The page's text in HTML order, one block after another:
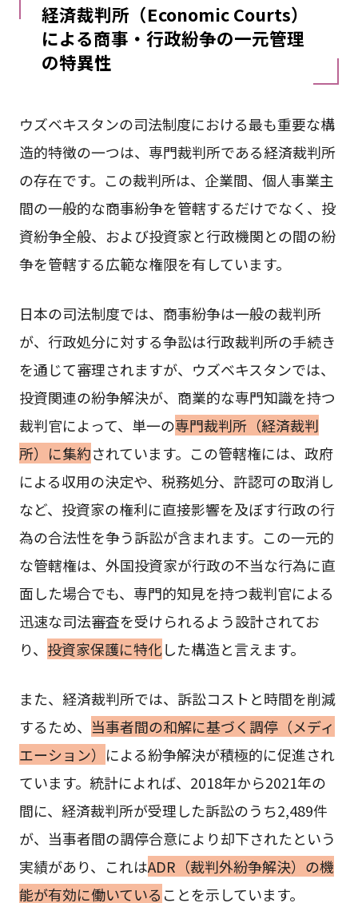
経済裁判所（Economic Courts）
による商事・行政紛争の一元管理
の特異性
ウズベキスタンの司法制度における最も重要な構
造的特徴の一つは、専門裁判所である経済裁判所
の存在です。この裁判所は、企業間、個人事業主
間の一般的な商事紛争を管轄するだけでなく、投
資紛争全般、および投資家と行政機関との間の紛
争を管轄する広範な権限を有しています。
日本の司法制度では、商事紛争は一般の裁判所
が、行政処分に対する争訟は行政裁判所の手続き
を通じて審理されますが、ウズベキスタンでは、
投資関連の紛争解決が、商業的な専門知識を持つ
裁判官によって、単一の専門裁判所（経済裁判
所）に集約されています。この管轄権には、政府
による収用の決定や、税務処分、許認可の取消し
など、投資家の権利に直接影響を及ぼす行政の行
為の合法性を争う訴訟が含まれます。この一元的
な管轄権は、外国投資家が行政の不当な行為に直
面した場合でも、専門的知見を持つ裁判官による
迅速な司法審査を受けられるよう設計されてお
り、 投資家保護に特化した構造と言えます。
また、経済裁判所では、訴訟コストと時間を削減
するため、 当事者間の和解に基づく調停（メディ
エーション） による紛争解決が積極的に促進され
ています。統計によれば、2018年から2021年の
間に、経済裁判所が受理した訴訟のうち2,489件
が、当事者間の調停合意により却下されたという
実績があり、これはADR（裁判外紛争解決）の機
能が有効に働いている ことを示しています。